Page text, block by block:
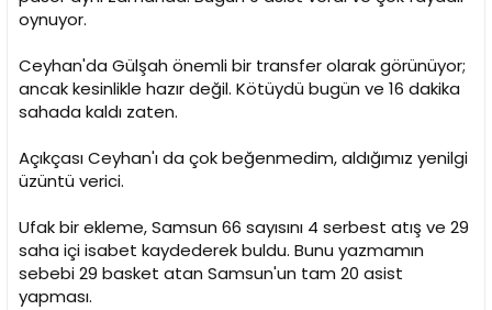
oynuyor.
Ceyhan'da Gülşah önemli bir transfer olarak görünüyor;
ancak kesinlikle hazır değil. Kötüydü bugün ve 16 dakika
sahada kaldı zaten.
Açıkçası Ceyhan'ı da çok beğenmedim, aldığımız yenilgi
üzüntü verici.
Ufak bir ekleme, Samsun 66 sayısını 4 serbest atış ve 29
saha içi isabet kaydederek buldu. Bunu yazmamın
sebebi 29 basket atan Samsun'un tam 20 asist
yapması.